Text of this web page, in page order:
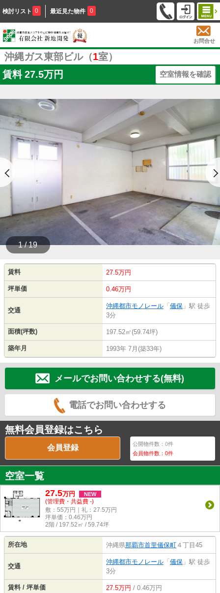
検討リスト 0 最近見た物件 0
お問合せ
沖縄ガス東部ビル（1室）
賃料 27.5万円 空室情報を確認
1 / 19
賃料 27.5万円
坪単価 0.46万円
交通
沖縄都市モノレール 「 儀保 」駅 徒歩
3分
面積(坪数) 197.52㎡(59.74坪)
築年月 1993年 7月(築33年)
メールでお問い合わせする(無料)
電話でお問い合わせする
無料会員登録はこちら
会員登録 公開物件数：0件
会員物件数：0件
空室一覧
27.5万円 NEW
(管理費・共益費 -)
敷：55万円｜礼：27.5万円
坪単価： 0.46万円
2階 / 197.52㎡ / 59.74坪
所在地 沖縄県那覇市首里儀保町 ４丁目45
交通
沖縄都市モノレール 「 儀保 」駅 徒歩
3分
賃料 / 坪単価 27.5万円 / 0.46万円